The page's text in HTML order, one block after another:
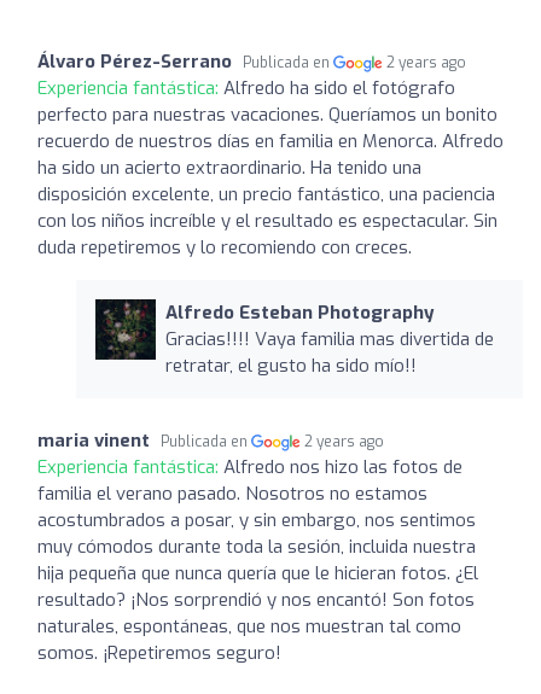
Álvaro Pérez-Serrano Publicada en 2 years ago
Experiencia fantástica: Alfredo ha sido el fotógrafo
perfecto para nuestras vacaciones. Queríamos un bonito
recuerdo de nuestros días en familia en Menorca. Alfredo
ha sido un acierto extraordinario. Ha tenido una
disposición excelente, un precio fantástico, una paciencia
con los niños increíble y el resultado es espectacular. Sin
duda repetiremos y lo recomiendo con creces.
Alfredo Esteban Photography
Gracias!!!! Vaya familia mas divertida de
retratar, el gusto ha sido mío!!
maria vinent Publicada en 2 years ago
Experiencia fantástica: Alfredo nos hizo las fotos de
familia el verano pasado. Nosotros no estamos
acostumbrados a posar, y sin embargo, nos sentimos
muy cómodos durante toda la sesión, incluida nuestra
hija pequeña que nunca quería que le hicieran fotos. ¿El
resultado? ¡Nos sorprendió y nos encantó! Son fotos
naturales, espontáneas, que nos muestran tal como
somos. ¡Repetiremos seguro!